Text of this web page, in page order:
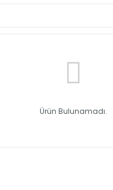
Ürün Bulunamadı.